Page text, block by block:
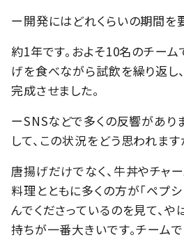
ー開発にはどれくらいの期間を
約1年です。およそ10名のチーム
げを食べながら試飲を繰り返し
完成させました。
ーSNSなどで多くの反響があり
して、この状況をどう思われます
唐揚げだけでなく、牛丼やチャ
料理とともに多くの方が「ペプ
んでくださっているのを見て、や
持ちが一番大きいです。チーム